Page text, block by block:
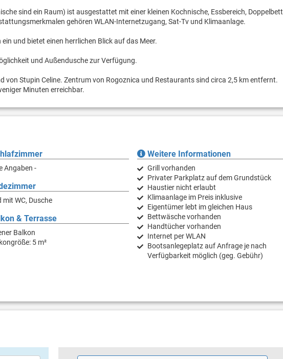
sind ein Raum) ist ausgestattet mit einer kleinen Kochnische, Essbereich, Doppelbett
gehören WLAN-Internetzugang, Sat-Tv und Klimaanlage.
und bietet einen herrlichen Blick auf das Meer.
und Außendusche zur Verfügung.
von Stupin Celine. Zentrum von Rogoznica und Restaurants sind circa 2,5 km entfernt.
Minuten erreichbar.
Angaben -
mit WC, Dusche
& Terrasse
Balkon
5 m²
Weitere Informationen
Grill vorhanden
Privater Parkplatz auf dem Grundstück
Haustier nicht erlaubt
Klimaanlage im Preis inklusive
Eigentümer lebt im gleichen Haus
Bettwäsche vorhanden
Handtücher vorhanden
Internet per WLAN
Bootsanlegeplatz auf Anfrage je nach
Verfügbarkeit möglich (geg. Gebühr)